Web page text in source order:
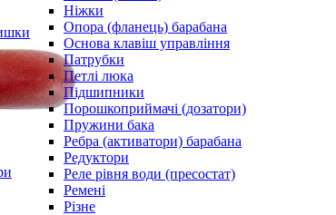
Ніжки
Опора (фланець) барабана
Основа клавіш управління
Патрубки
Петлі люка
Підшипники
Порошкоприймачі (дозатори)
Пружини бака
Ребра (активатори) барабана
Редуктори
Реле рівня води (пресостат)
Ремені
Різне